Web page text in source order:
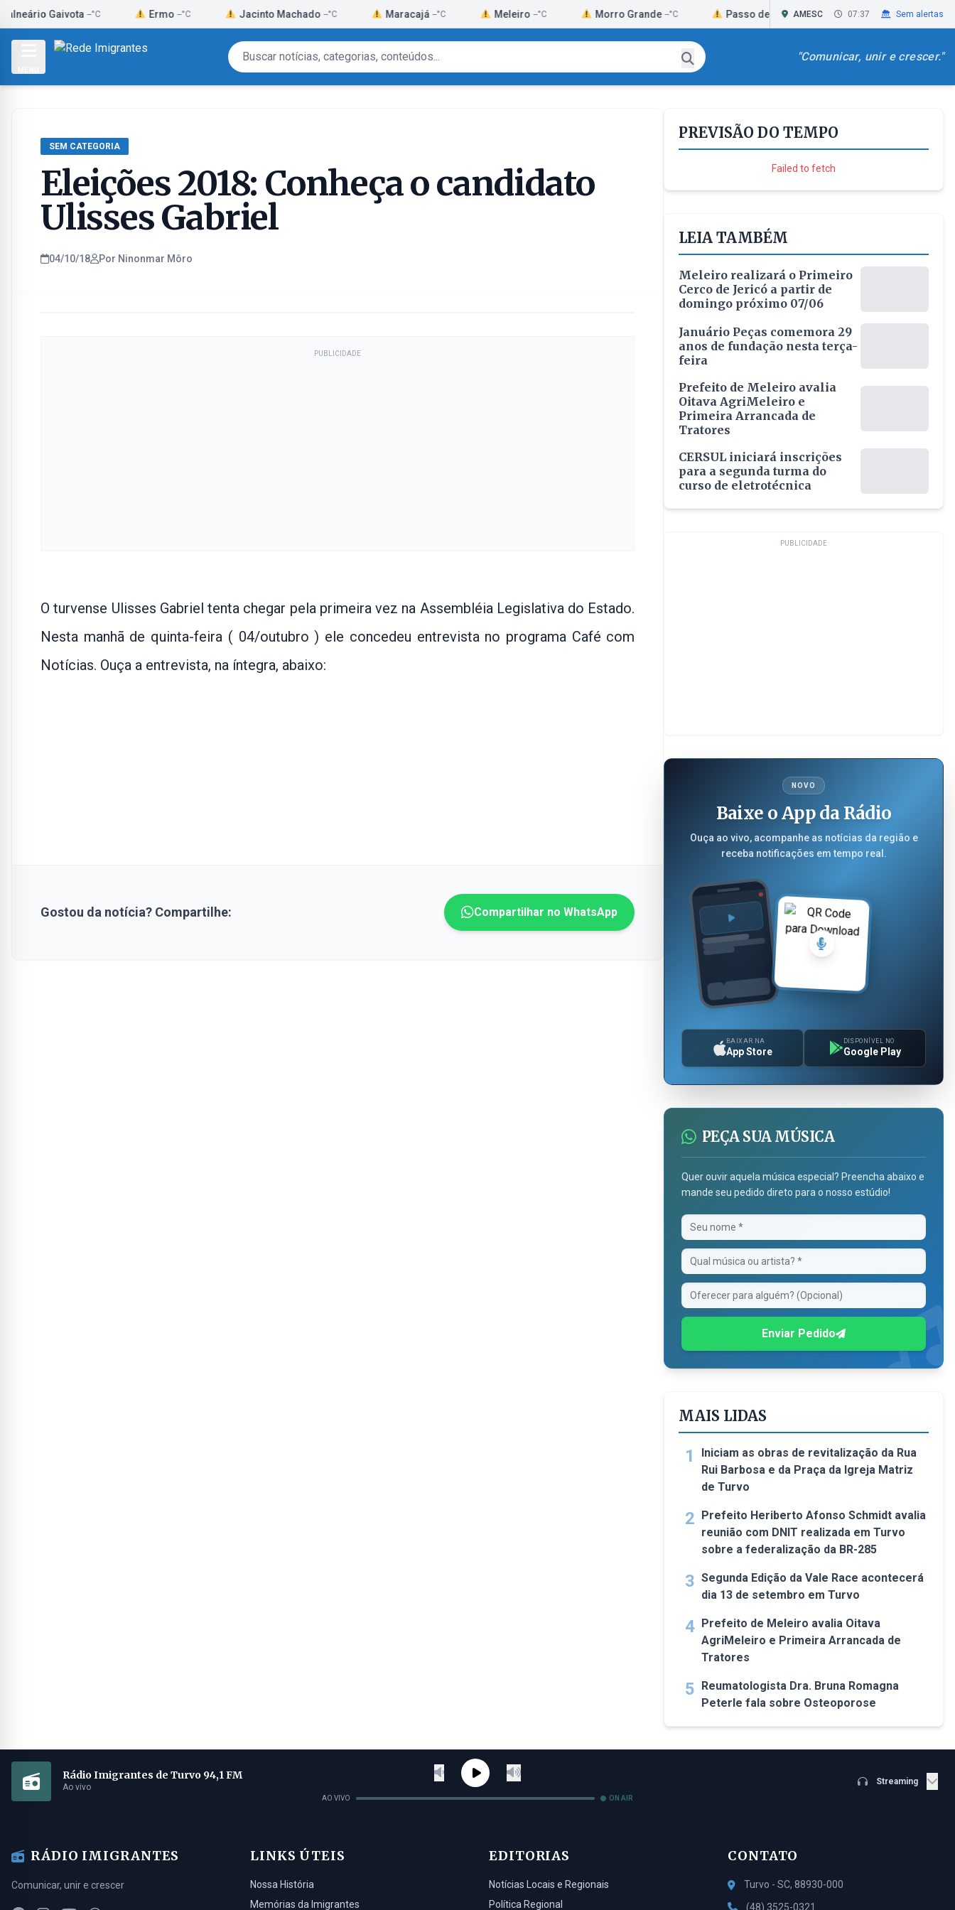
Skip
content
Gaivota --°C --°C Jacinto Machado --°C Maracajá --°C Meleiro --°C Morro Grande --°C Passo de Torres --°C Praia Grande --°C
AMESC 07:37 Sem alertas
"Comunicar, unir e crescer."
SEM CATEGORIA
Eleições 2018: Conheça o candidato
Ulisses Gabriel
04/10/18 Por Ninonmar Môro
PUBLICIDADE
O turvense Ulisses Gabriel tenta chegar pela primeira vez na Assembléia Legislativa do Estado.
Nesta manhã de quinta-feira ( 04/outubro ) ele concedeu entrevista no programa Café com
Notícias. Ouça a entrevista, na íntegra, abaixo:
Gostou da notícia? Compartilhe: Compartilhar no WhatsApp
PREVISÃO DO TEMPO
Failed to fetch
LEIA TAMBÉM
Meleiro realizará o Primeiro
Cerco de Jericó a partir de
domingo próximo 07/06
Januário Peças comemora 29
anos de fundação nesta terça-
feira
Prefeito de Meleiro avalia
Oitava AgriMeleiro e
Primeira Arrancada de
Tratores
CERSUL iniciará inscrições
para a segunda turma do
curso de eletrotécnica
PUBLICIDADE
NOVO
Baixe o App da Rádio
Ouça ao vivo, acompanhe as notícias da região e
receba notificações em tempo real.
BAIXAR NA
App Store
DISPONÍVEL NO
Google Play
PEÇA SUA MÚSICA
Quer ouvir aquela música especial? Preencha abaixo e
mande seu pedido direto para o nosso estúdio!
Enviar Pedido
MAIS LIDAS
1
Iniciam as obras de revitalização da Rua
Rui Barbosa e da Praça da Igreja Matriz
de Turvo
2 Prefeito Heriberto Afonso Schmidt avalia
reunião com DNIT realizada em Turvo
sobre a federalização da BR-285
3 Segunda Edição da Vale Race acontecerá
dia 13 de setembro em Turvo
4 Prefeito de Meleiro avalia Oitava
AgriMeleiro e Primeira Arrancada de
Tratores
5 Reumatologista Dra. Bruna Romagna
Peterle fala sobre Osteoporose
Rádio Imigrantes de Turvo 94,1 FM
Ao vivo
AO VIVO ON AIR
Streaming
RÁDIO IMIGRANTES
Comunicar, unir e crescer
LINKS ÚTEIS
Nossa História
Memórias da Imigrantes
EDITORIAS
Notícias Locais e Regionais
Política Regional
CONTATO
Turvo - SC, 88930-000
(48) 3525-0321